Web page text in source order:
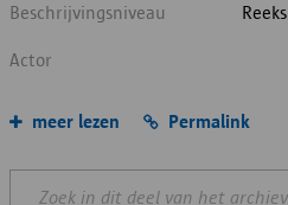
Beschrijvingsniveau Reeks
Actor
meer lezen Permalink